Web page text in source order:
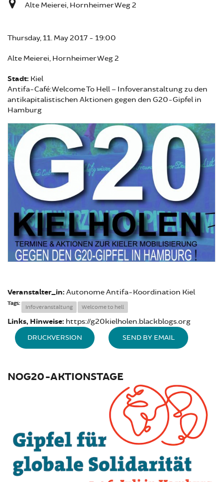
Alte Meierei, Hornheimer Weg 2
Thursday, 11. May 2017 - 19:00
Alte Meierei, Hornheimer Weg 2
Stadt: Kiel
Antifa-Café: Welcome To Hell – Infoveranstaltung zu den
antikapitalistischen Aktionen gegen den G20-Gipfel in
Hamburg
Veranstalter_in: Autonome Antifa-Koordination Kiel
Tags:
Infoveranstaltung Welcome to hell
Links, Hinweise: https://g20kielholen.blackblogs.org
DRUCKVERSION SEND BY EMAIL
NOG20-AKTIONSTAGE